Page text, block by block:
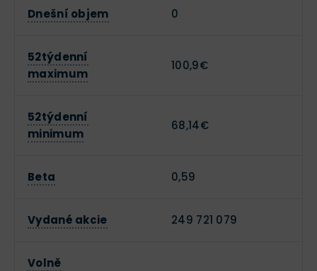
Dnešní objem 0
52týdenní
maximum
100,9€
52týdenní
minimum
68,14€
Beta 0,59
Vydané akcie 249 721 079
Volně